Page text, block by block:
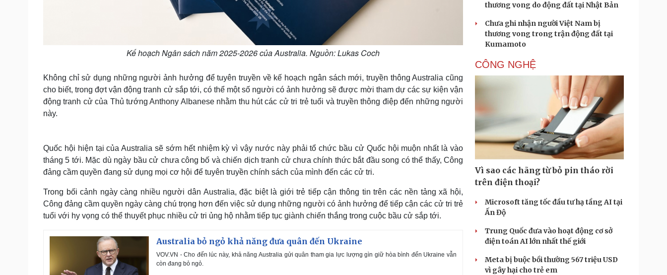
Kế hoạch Ngân sách năm 2025-2026 của Australia. Nguồn: Lukas Coch
Không chỉ sử dụng những người ảnh hưởng để tuyên truyền về kế hoạch ngân sách mới, truyền thông Australia cũng
cho biết, trong đợt vận động tranh cử sắp tới, có thể một số người có ảnh hưởng sẽ được mời tham dự các sự kiện vận
động tranh cử của Thủ tướng Anthony Albanese nhằm thu hút các cử tri trẻ tuổi và truyền thông điệp đến những người
này.
Quốc hội hiện tại của Australia sẽ sớm hết nhiệm kỳ vì vậy nước này phải tổ chức bầu cử Quốc hội muộn nhất là vào
tháng 5 tới. Mặc dù ngày bầu cử chưa công bố và chiến dịch tranh cử chưa chính thức bắt đầu song có thể thấy, Công
đảng cầm quyền đang sử dụng mọi cơ hội để tuyên truyền chính sách của mình đến các cử tri.
Trong bối cảnh ngày càng nhiều người dân Australia, đặc biệt là giới trẻ tiếp cận thông tin trên các nền tảng xã hội,
Công đảng cầm quyền ngày càng chú trọng hơn đến việc sử dụng những người có ảnh hưởng để tiếp cận các cử tri trẻ
tuổi với hy vọng có thể thuyết phục nhiều cử tri ủng hộ nhằm tiếp tục giành chiến thắng trong cuộc bầu cử sắp tới.
Australia bỏ ngỏ khả năng đưa quân đến Ukraine
VOV.VN - Cho đến lúc này, khả năng Australia gửi quân tham gia lực lượng gìn giữ hòa bình đến Ukraine vẫn
còn đang bỏ ngỏ.
thương vong do động đất tại Nhật Bản
Chưa ghi nhận người Việt Nam bị
thương vong trong trận động đất tại
Kumamoto
CÔNG NGHỆ
Vì sao các hãng từ bỏ pin tháo rời
trên điện thoại?
Microsoft tăng tốc đầu tư hạ tầng AI tại
Ấn Độ
Trung Quốc đưa vào hoạt động cơ sở
điện toán AI lớn nhất thế giới
Meta bị buộc bồi thường 567 triệu USD
vì gây hại cho trẻ em